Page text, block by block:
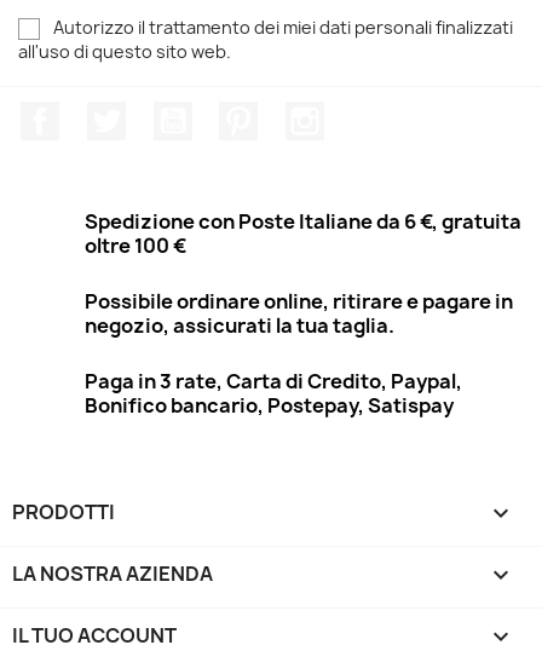
Autorizzo il trattamento dei miei dati personali finalizzati
all'uso di questo sito web.
Spedizione con Poste Italiane da 6 €, gratuita
oltre 100 €
Possibile ordinare online, ritirare e pagare in
negozio, assicurati la tua taglia.
Paga in 3 rate, Carta di Credito, Paypal,
Bonifico bancario, Postepay, Satispay
PRODOTTI 
LA NOSTRA AZIENDA 
IL TUO ACCOUNT 